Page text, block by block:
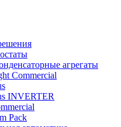
агрегаты
Commercial
INVERTER
Pack